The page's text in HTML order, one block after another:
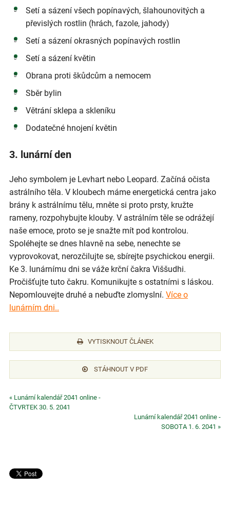
Setí a sázení všech popínavých, šlahounovitých a
převislých rostlin (hrách, fazole, jahody)
Setí a sázení okrasných popínavých rostlin
Setí a sázení květin
Obrana proti škůdcům a nemocem
Sběr bylin
Větrání sklepa a skleníku
Dodatečné hnojení květin
3. lunární den
Jeho symbolem je Levhart nebo Leopard. Začíná očista
astrálního těla. V kloubech máme energetická centra jako
brány k astrálnímu tělu, mněte si proto prsty, kružte
rameny, rozpohybujte klouby. V astrálním těle se odrážejí
naše emoce, proto se je snažte mít pod kontrolou.
Spoléhejte se dnes hlavně na sebe, nenechte se
vyprovokovat, nerozčilujte se, sbírejte psychickou energii.
Ke 3. lunárnímu dni se váže krční čakra Viššudhi.
Pročišťujte tuto čakru. Komunikujte s ostatními s láskou.
Nepomlouvejte druhé a nebuďte zlomyslní. Více o
lunárním dni..
VYTISKNOUT ČLÁNEK
STÁHNOUT V PDF
« Lunární kalendář 2041 online -
ČTVRTEK 30. 5. 2041
Lunární kalendář 2041 online -
SOBOTA 1. 6. 2041 »